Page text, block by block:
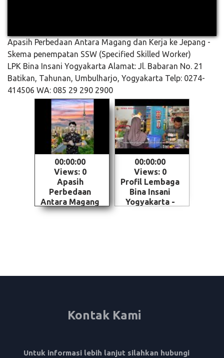
Apasih Perbedaan Antara Magang dan Kerja ke Jepang -
Skema penempatan SSW (Specified Skilled Worker)
LPK Bina Insani Yogyakarta Alamat: Jl. Babaran No. 21
Batikan, Tahunan, Umbulharjo, Yogyakarta Telp: 0274-
414506 WA: 085 29 290 2900
00:00:00
Views: 0
Apasih
Perbedaan
Antara Magang
dan Kerja ke
00:00:00
Views: 0
Profil Lembaga
Bina Insani
Yogyakarta -
Kontak Kami
Untuk informasi lebih lanjut silahkan hubungi